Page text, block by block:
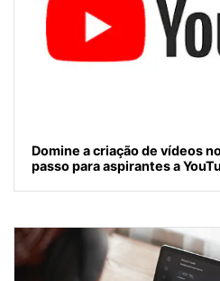
Domine a criação de vídeos
passo para aspirantes a